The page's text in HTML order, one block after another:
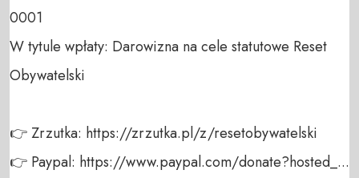
0001
W tytule wpłaty: Darowizna na cele statutowe Reset
Obywatelski
👉 Zrzutka: https://zrzutka.pl/z/resetobywatelski
👉 Paypal: https://www.paypal.com/donate?hosted_...